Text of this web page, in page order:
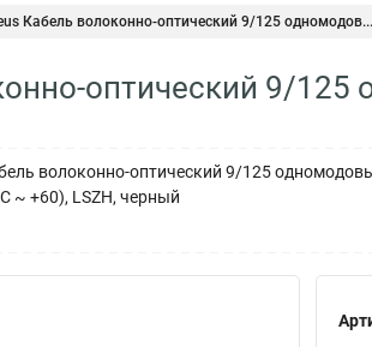
Кабель волоконно-оптический 9/125 одномодов...
оптический 9/
волоконно-оптический 9/125
~ +60), LSZH, черный